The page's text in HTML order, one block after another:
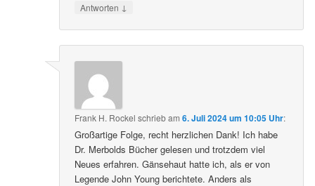
Antworten ↓
Frank H. Rockel schriebam6. Juli 2024 um 10:05 Uhr:
Großartige Folge, recht herzlichen Dank! Ich habe
Dr. Merbolds Bücher gelesen und trotzdem viel
Neues erfahren. Gänsehaut hatte ich, als er von
Legende John Young berichtete. Anders als